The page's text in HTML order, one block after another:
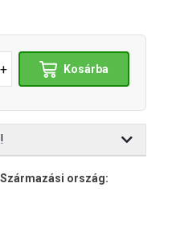
+ Kosárba
Származási ország: